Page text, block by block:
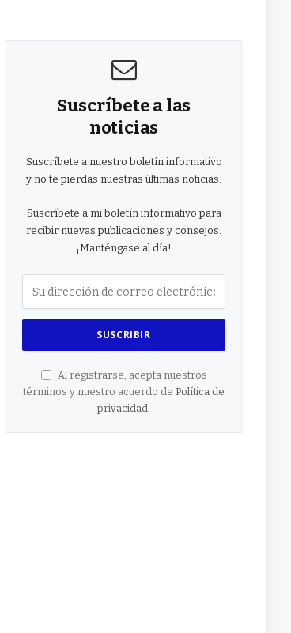
Suscríbete a las
noticias
Suscríbete a nuestro boletín informativo
y no te pierdas nuestras últimas noticias.
Suscríbete a mi boletín informativo para
recibir nuevas publicaciones y consejos.
¡Manténgase al día!
Al registrarse, acepta nuestros
términos y nuestro acuerdo de Política de
privacidad.